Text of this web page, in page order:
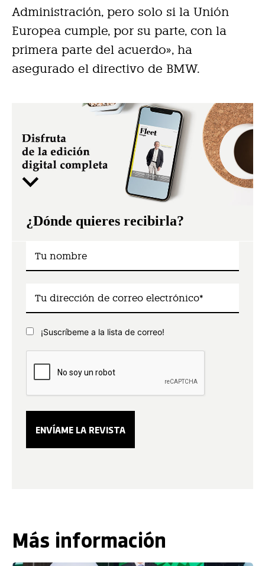
Administración, pero solo si la Unión
Europea cumple, por su parte, con la
primera parte del acuerdo», ha
asegurado el directivo de BMW.
¿Dónde quieres recibirla?
¡Suscríbeme a la lista de correo!
Más información